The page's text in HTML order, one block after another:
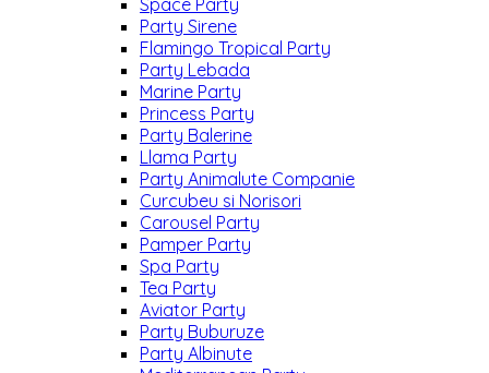
Space Party
Party Sirene
Flamingo Tropical Party
Party Lebada
Marine Party
Princess Party
Party Balerine
Llama Party
Party Animalute Companie
Curcubeu si Norisori
Carousel Party
Pamper Party
Spa Party
Tea Party
Aviator Party
Party Buburuze
Party Albinute